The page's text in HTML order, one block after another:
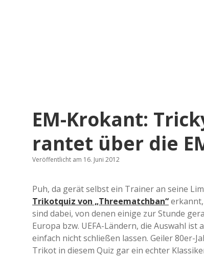
EM-Krokant:
rantet über die
Veröffentlicht am 16. Juni 2012
Puh, da gerät selbst ein Trainer an seine
Trikotquiz von „Threematchban“
sind dabei, von denen einige zur Stunde
Europa bzw. UEFA-Ländern, die Auswahl
einfach nicht schließen lassen. Geiler 80er-
Trikot in diesem Quiz gar ein echter